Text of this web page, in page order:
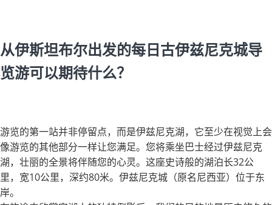
从伊斯坦布尔出发的每日古伊兹尼克城导
览游可以期待什么？
游览的第一站并非停留点，而是伊兹尼克湖，它至少在视觉上会
像游览的其他部分一样让您满足。您将乘坐巴士经过伊兹尼克
湖，壮丽的全景将伴随您的心灵。这座史诗般的湖泊长32公
里，宽10公里，深约80米。伊兹尼克城（原名尼西亚）位于东
岸。